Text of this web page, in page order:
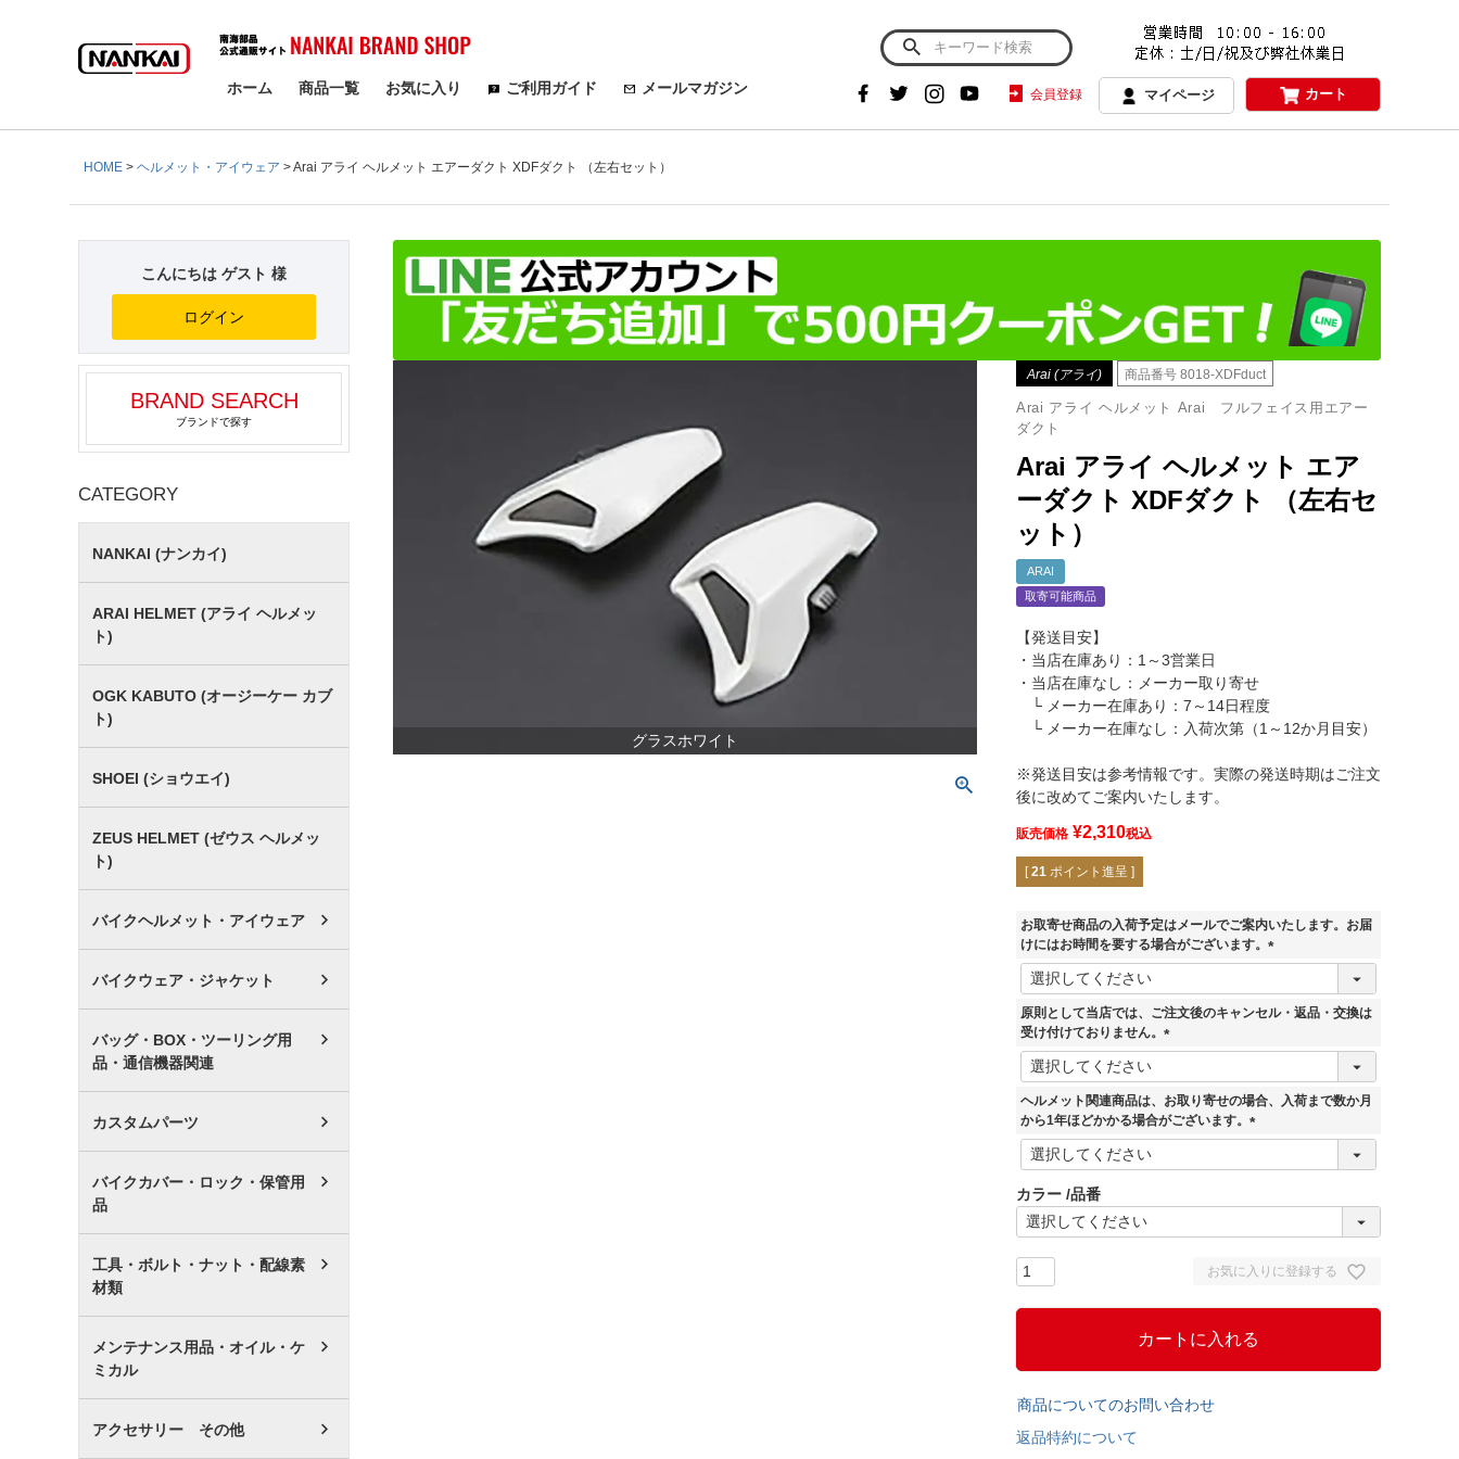
検索
ホーム 商品一覧 お気に入り ご利用ガイド メールマガジン 会員登録 マイページ カート
HOME ヘルメット・アイウェア Arai アライ ヘルメット エアーダクト XDFダクト （左右セット）
こんにちは ゲスト 様
ログイン
BRAND SEARCH
ブランドで探す
CATEGORY
NANKAI (ナンカイ)
ARAI HELMET (アライ ヘルメッ
ト)
OGK KABUTO (オージーケー カブ
ト)
SHOEI (ショウエイ)
ZEUS HELMET (ゼウス ヘルメッ
ト)
バイクヘルメット・アイウェア
バイクウェア・ジャケット
バッグ・BOX・ツーリング用
品・通信機器関連
カスタムパーツ
バイクカバー・ロック・保管用
品
工具・ボルト・ナット・配線素
材類
メンテナンス用品・オイル・ケ
ミカル
アクセサリー その他
グラスホワイト
Arai (アライ) 商品番号 8018-XDFduct
Arai アライ ヘルメット Arai フルフェイス用エアー
ダクト
Arai アライ ヘルメット エア
ーダクト XDFダクト （左右セ
ット）
ARAI
取寄可能商品
【発送目安】
・当店在庫あり：1～3営業日
・当店在庫なし：メーカー取り寄せ
└ メーカー在庫あり：7～14日程度
└ メーカー在庫なし：入荷次第（1～12か月目安）
※発送目安は参考情報です。実際の発送時期はご注文
後に改めてご案内いたします。
販売価格 ¥2,310税込
[ 21 ポイント進呈 ]
お取寄せ商品の入荷予定はメールでご案内いたします。お届
けにはお時間を要する場合がございます。
(
須
原則として当店では、ご注文後のキャンセル・返品・交換は
受け付けておりません。
(
須
)
ヘルメット関連商品は、お取り寄せの場合、入荷まで数か月
から1年ほどかかる場合がございます。
(
)
カラー 品番
お気に入りに登録する
カートに入れる
商品についてのお問い合わせ
返品特約について